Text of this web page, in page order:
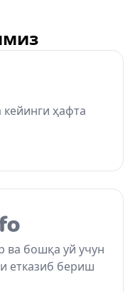
кейинги ҳафта
ва бошқа уй учун
етказиб бериш